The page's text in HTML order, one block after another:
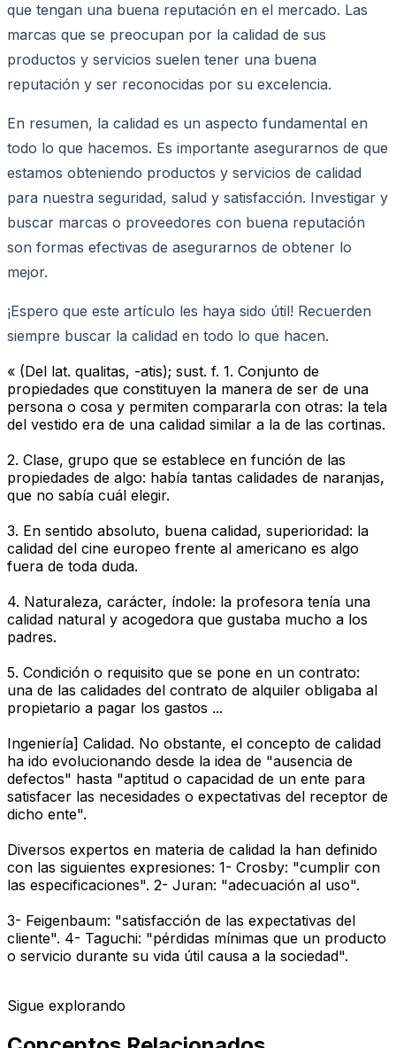
que tengan una buena reputación en el mercado. Las
marcas que se preocupan por la calidad de sus
productos y servicios suelen tener una buena
reputación y ser reconocidas por su excelencia.
En resumen, la calidad es un aspecto fundamental en
todo lo que hacemos. Es importante asegurarnos de que
estamos obteniendo productos y servicios de calidad
para nuestra seguridad, salud y satisfacción. Investigar y
buscar marcas o proveedores con buena reputación
son formas efectivas de asegurarnos de obtener lo
mejor.
¡Espero que este artículo les haya sido útil! Recuerden
siempre buscar la calidad en todo lo que hacen.
« (Del lat. qualitas, -atis); sust. f. 1. Conjunto de
propiedades que constituyen la manera de ser de una
persona o cosa y permiten compararla con otras: la tela
del vestido era de una calidad similar a la de las cortinas.
2. Clase, grupo que se establece en función de las
propiedades de algo: había tantas calidades de naranjas,
que no sabía cuál elegir.
3. En sentido absoluto, buena calidad, superioridad: la
calidad del cine europeo frente al americano es algo
fuera de toda duda.
4. Naturaleza, carácter, índole: la profesora tenía una
calidad natural y acogedora que gustaba mucho a los
padres.
5. Condición o requisito que se pone en un contrato:
una de las calidades del contrato de alquiler obligaba al
propietario a pagar los gastos ...
Ingeniería] Calidad. No obstante, el concepto de calidad
ha ido evolucionando desde la idea de "ausencia de
defectos" hasta "aptitud o capacidad de un ente para
satisfacer las necesidades o expectativas del receptor de
dicho ente".
Diversos expertos en materia de calidad la han definido
con las siguientes expresiones: 1- Crosby: "cumplir con
las especificaciones". 2- Juran: "adecuación al uso".
3- Feigenbaum: "satisfacción de las expectativas del
cliente". 4- Taguchi: "pérdidas mínimas que un producto
o servicio durante su vida útil causa a la sociedad".
Sigue explorando